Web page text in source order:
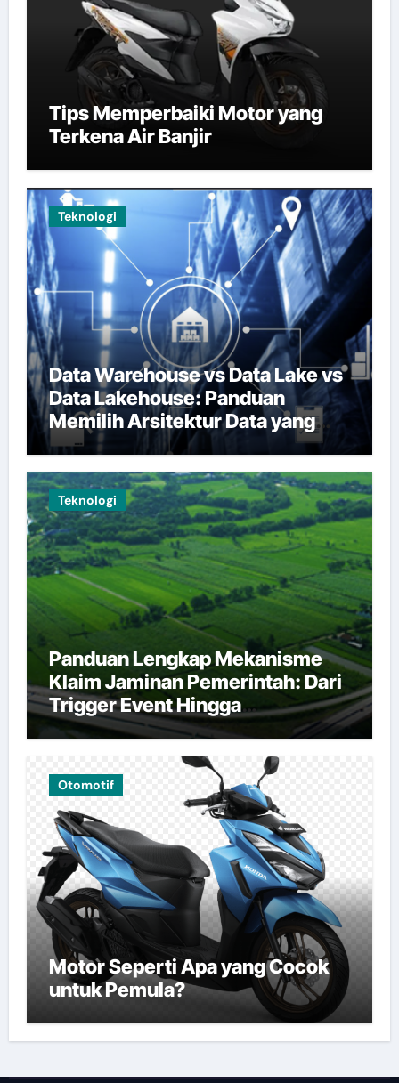
Tips Memperbaiki Motor yang
Terkena Air Banjir
Teknologi
Data Warehouse vs Data Lake vs
Data Lakehouse: Panduan
Memilih Arsitektur Data yang
Tepat
Teknologi
Panduan Lengkap Mekanisme
Klaim Jaminan Pemerintah: Dari
Trigger Event Hingga
Pembayaran
Otomotif
Motor Seperti Apa yang Cocok
untuk Pemula?